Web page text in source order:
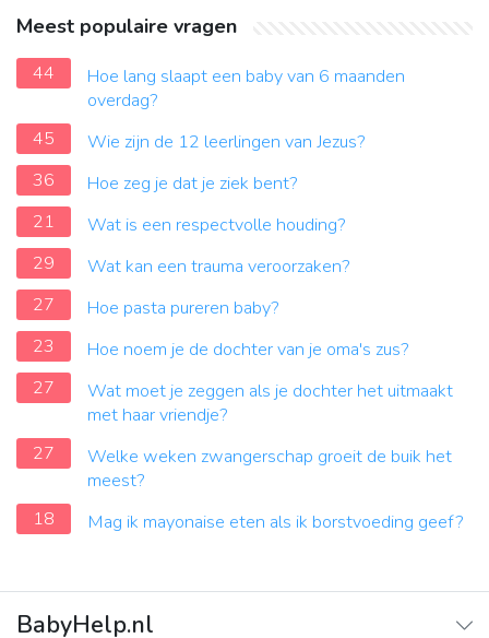
Meest populaire vragen
44
Hoe lang slaapt een baby van 6 maanden
overdag?
45
Wie zijn de 12 leerlingen van Jezus?
36
Hoe zeg je dat je ziek bent?
21
Wat is een respectvolle houding?
29
Wat kan een trauma veroorzaken?
27
Hoe pasta pureren baby?
23
Hoe noem je de dochter van je oma's zus?
27
Wat moet je zeggen als je dochter het uitmaakt
met haar vriendje?
27
Welke weken zwangerschap groeit de buik het
meest?
18
Mag ik mayonaise eten als ik borstvoeding geef?
BabyHelp.nl